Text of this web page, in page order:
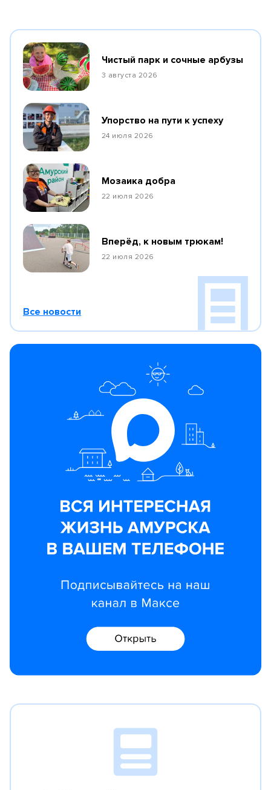
Чистый парк и сочные арбузы
3 августа 2026
Упорство на пути к успеху
24 июля 2026
Мозаика добра
22 июля 2026
Вперёд, к новым трюкам!
22 июля 2026
Все новости